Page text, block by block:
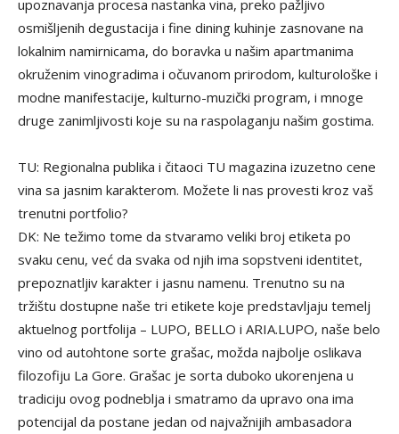
upoznavanja procesa nastanka vina, preko pažljivo
osmišljenih degustacija i fine dining kuhinje zasnovane na
lokalnim namirnicama, do boravka u našim apartmanima
okruženim vinogradima i očuvanom prirodom, kulturološke i
modne manifestacije, kulturno-muzički program, i mnoge
druge zanimljivosti koje su na raspolaganju našim gostima.
TU: Regionalna publika i čitaoci TU magazina izuzetno cene
vina sa jasnim karakterom. Možete li nas provesti kroz vaš
trenutni portfolio?
DK: Ne težimo tome da stvaramo veliki broj etiketa po
svaku cenu, već da svaka od njih ima sopstveni identitet,
prepoznatljiv karakter i jasnu namenu. Trenutno su na
tržištu dostupne naše tri etikete koje predstavljaju temelj
aktuelnog portfolija – LUPO, BELLO i ARIA.LUPO, naše belo
vino od autohtone sorte grašac, možda najbolje oslikava
filozofiju La Gore. Grašac je sorta duboko ukorenjena u
tradiciju ovog podneblja i smatramo da upravo ona ima
potencijal da postane jedan od najvažnijih ambasadora